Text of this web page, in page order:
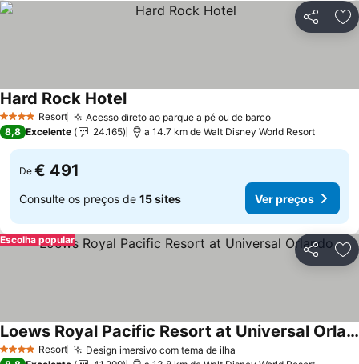
Partilhar
4 EstrelasResort Acesso direto ao parque a pé ou de barcoVer preços
Hard Rock HotelVer preços
8,8 Excelente 24.165 a 14.7 km de Walt Disney World Resort
De € 491
Consulte os preços de 15 sites Ver preços
Partilhar
Escolha popular
4 EstrelasResort Design imersivo com tema de ilha
Loews Royal Pacific Resort at Universal Orlando
Ver preços